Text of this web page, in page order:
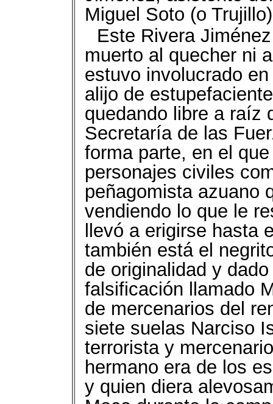
Miguel Soto (o
Este Rivera
muerto al quecher ni
estuvo involucrado
alijo de
quedando libre a raíz
Secretaría de las
forma parte, en el
personajes civiles
peñagomista azuano
vendiendo lo que le
llevó a erigirse hasta
también está el
de originalidad y
falsificación llamado
de mercenarios del
siete suelas Narciso
terrorista y
hermano era de los
y quien diera